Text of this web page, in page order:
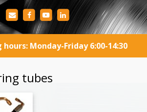
Monday-Friday 6:00-14:30
tubes